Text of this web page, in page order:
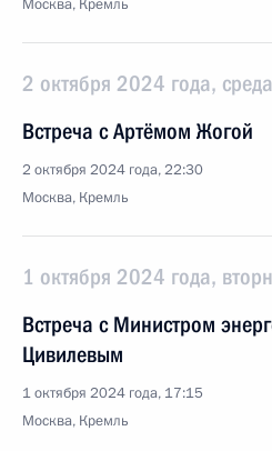
Москва, Кремль
2 октября 2024 года, среда
Встреча с Артёмом Жогой
2 октября 2024 года, 22:30
Москва, Кремль
1 октября 2024 года,
Встреча с Министром
Цивилевым
1 октября 2024 года, 17:15
Москва, Кремль